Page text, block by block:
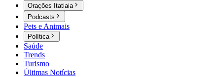
Orações Itatiaia
Podcasts
Pets e Animais
Política
Saúde
Trends
Turismo
Últimas Notícias